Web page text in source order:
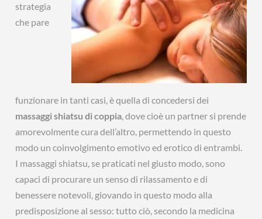
strategia
che pare
funzionare in tanti casi, è quella di concedersi dei
massaggi shiatsu di coppia, dove cioè un partner si prende
amorevolmente cura dell’altro, permettendo in questo
modo un coinvolgimento emotivo ed erotico di entrambi.
I massaggi shiatsu, se praticati nel giusto modo, sono
capaci di procurare un senso di rilassamento e di
benessere notevoli, giovando in questo modo alla
predisposizione al sesso: tutto ciò, secondo la medicina